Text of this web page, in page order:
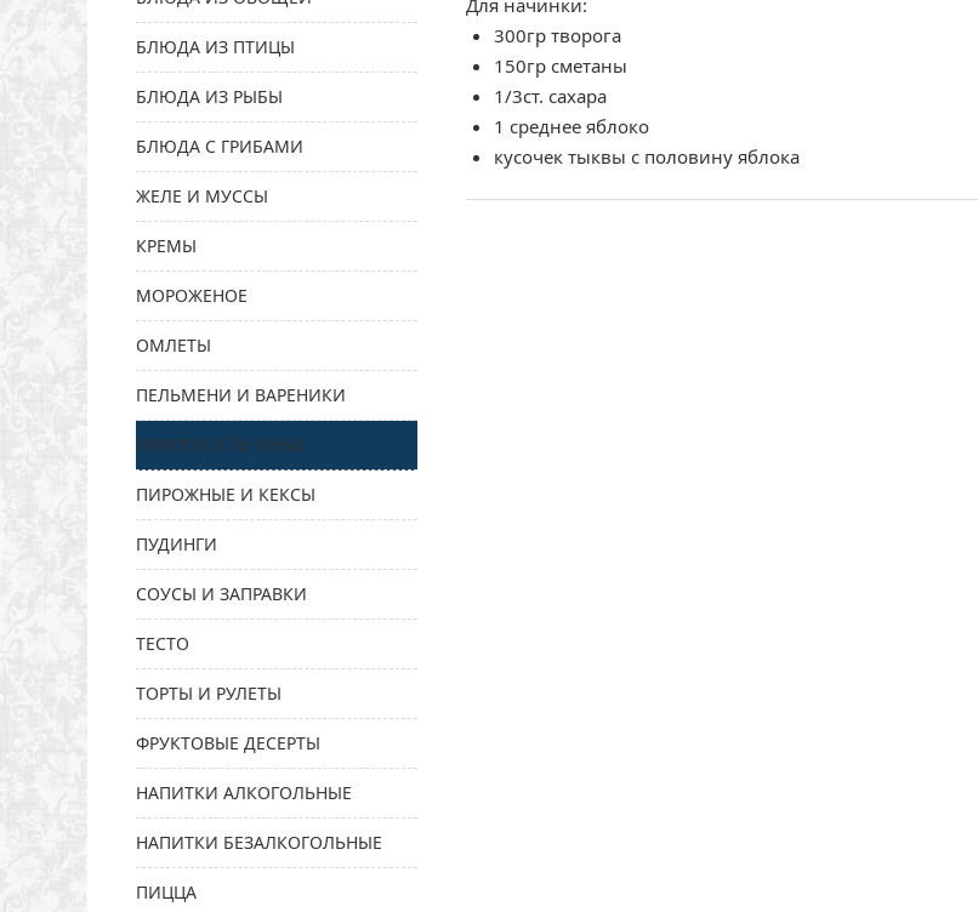
БЛЮДА ИЗ ПТИЦЫ
БЛЮДА ИЗ РЫБЫ
БЛЮДА С ГРИБАМИ
ЖЕЛЕ И МУССЫ
КРЕМЫ
МОРОЖЕНОЕ
ОМЛЕТЫ
ПЕЛЬМЕНИ И ВАРЕНИКИ
ПИРОГИ И ПЕЧЕНЬЕ
ПИРОЖНЫЕ И КЕКСЫ
ПУДИНГИ
СОУСЫ И ЗАПРАВКИ
ТЕСТО
ТОРТЫ И РУЛЕТЫ
ФРУКТОВЫЕ ДЕСЕРТЫ
НАПИТКИ АЛКОГОЛЬНЫЕ
НАПИТКИ БЕЗАЛКОГОЛЬНЫЕ
ПИЦЦА
300гр творога
150гр сметаны
1/3ст. сахара
1 среднее яблоко
кусочек тыквы с половину яблока